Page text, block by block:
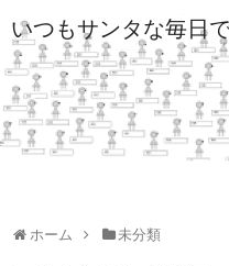
いつもサンタな毎日
ホーム 未分類